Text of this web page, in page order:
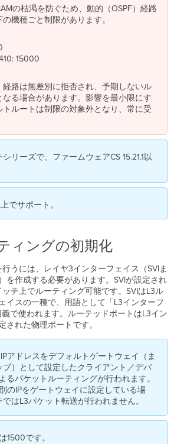
の枯渇を防ぐため、動的（OSPF）経路
機種ごと制限があります。
15000
経路は無差別に拒否され、予期しないル
なる場合があります。影響を最小限にす
トルートは制限の対象外となり、常に受
リーズで、ファームウェアCS 15.21.1以
上でサポート。
ィングの初期化
うには、レイヤ3インターフェイス（SVIま
を作成する必要があります。SVIが設定され
チ上でルーティング可能です。SVIはL3ル
イスの一種で、用語として「L3インターフ
で使われます。ルーテッドポートはL3イン
された物理ポートです。
アドレスをデフォルトゲートウェイ（ま
プ）として設定したクライアント／デバ
るパケットルーティングが行われます。
のIPをゲートウェイに設定している場
はL3パケット転送が行われません。
1500です。